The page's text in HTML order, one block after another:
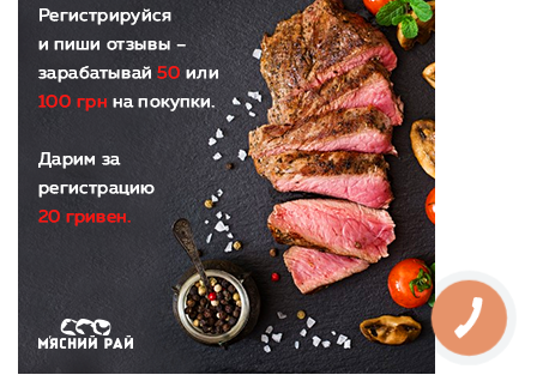
КНОПКА
ЗВ'ЯЗКУ